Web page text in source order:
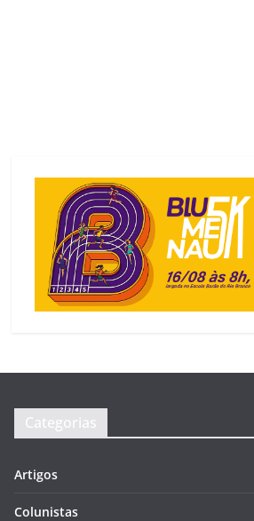
Categorias
Artigos
Colunistas